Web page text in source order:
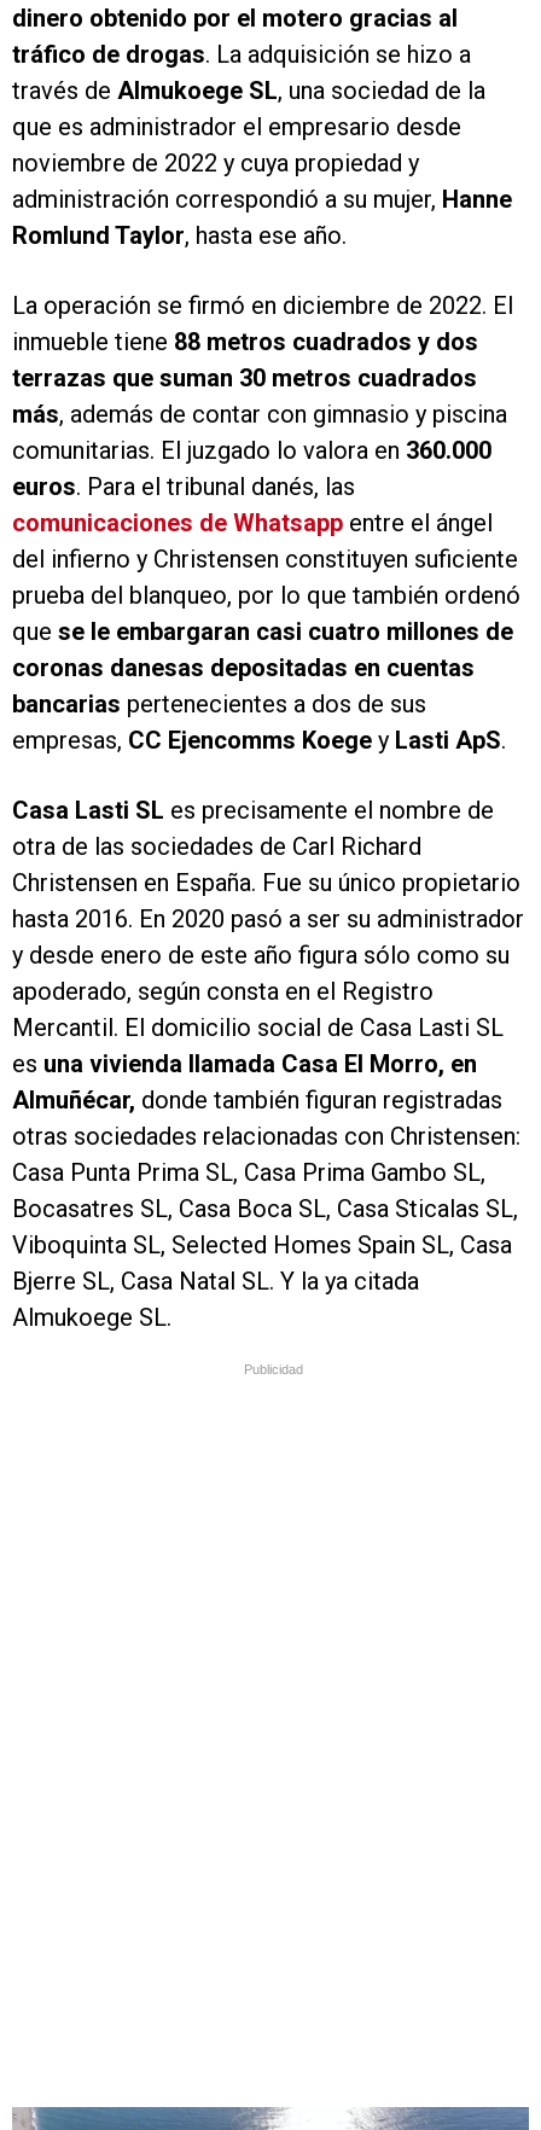
dinero obtenido por el motero gracias al
tráfico de drogas. La adquisición se hizo a
través de Almukoege SL, una sociedad de la
que es administrador el empresario desde
noviembre de 2022 y cuya propiedad y
administración correspondió a su mujer, Hanne
Romlund Taylor, hasta ese año.
La operación se firmó en diciembre de 2022. El
inmueble tiene 88 metros cuadrados y dos
terrazas que suman 30 metros cuadrados
más, además de contar con gimnasio y piscina
comunitarias. El juzgado lo valora en 360.000
euros. Para el tribunal danés, las
comunicaciones de Whatsapp entre el ángel
del infierno y Christensen constituyen suficiente
prueba del blanqueo, por lo que también ordenó
que se le embargaran casi cuatro millones de
coronas danesas depositadas en cuentas
bancarias pertenecientes a dos de sus
empresas, CC Ejencomms Koege y Lasti ApS.
Casa Lasti SL es precisamente el nombre de
otra de las sociedades de Carl Richard
Christensen en España. Fue su único propietario
hasta 2016. En 2020 pasó a ser su administrador
y desde enero de este año figura sólo como su
apoderado, según consta en el Registro
Mercantil. El domicilio social de Casa Lasti SL
es una vivienda llamada Casa El Morro, en
Almuñécar, donde también figuran registradas
otras sociedades relacionadas con Christensen:
Casa Punta Prima SL, Casa Prima Gambo SL,
Bocasatres SL, Casa Boca SL, Casa Sticalas SL,
Viboquinta SL, Selected Homes Spain SL, Casa
Bjerre SL, Casa Natal SL. Y la ya citada
Almukoege SL.
Publicidad